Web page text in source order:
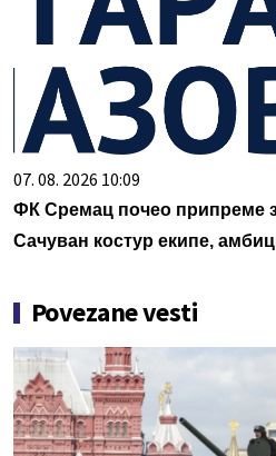
07. 08. 2026 10:09
ФК Сремац почео припреме
Сачуван костур екипе,
Povezane vesti